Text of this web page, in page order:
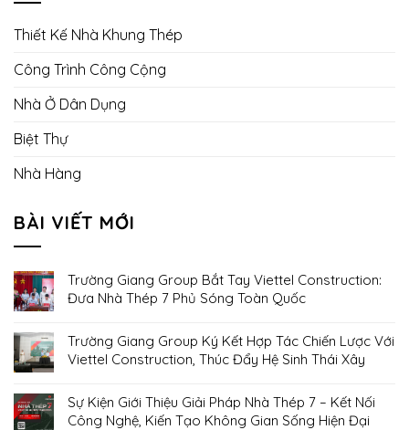
Thiết Kế Nhà Khung Thép
Công Trình Công Cộng
Nhà Ở Dân Dụng
Biệt Thự
Nhà Hàng
BÀI VIẾT MỚI
Trường Giang Group Bắt Tay Viettel Construction:
Đưa Nhà Thép 7 Phủ Sóng Toàn Quốc
Trường Giang Group Ký Kết Hợp Tác Chiến Lược Với
Viettel Construction, Thúc Đẩy Hệ Sinh Thái Xây
Sự Kiện Giới Thiệu Giải Pháp Nhà Thép 7 – Kết Nối
Công Nghệ, Kiến Tạo Không Gian Sống Hiện Đại